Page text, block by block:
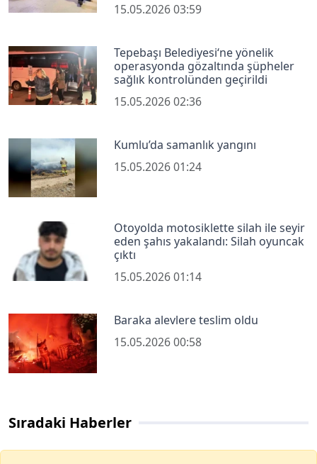
15.05.2026 03:59
Tepebaşı Belediyesi‘ne yönelik
operasyonda gözaltında şüpheler
sağlık kontrolünden geçirildi
15.05.2026 02:36
Kumlu’da samanlık yangını
15.05.2026 01:24
Otoyolda motosiklette silah ile seyir
eden şahıs yakalandı: Silah oyuncak
çıktı
15.05.2026 01:14
Baraka alevlere teslim oldu
15.05.2026 00:58
Sıradaki Haberler